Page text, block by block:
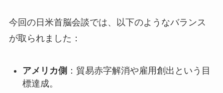
今回の日米首脳会談では、以下のようなバランス
が取られました：
アメリカ側 ：貿易赤字解消や雇用創出という目
標達成。